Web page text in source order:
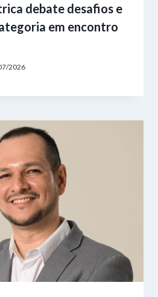
debate desafios e
em encontro
2026